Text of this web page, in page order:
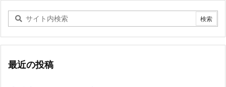
最近の投稿